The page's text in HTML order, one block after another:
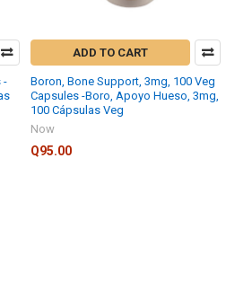
-
ADD TO CART
Boron, Bone Support, 3mg, 100 Veg
Capsules -Boro, Apoyo Hueso, 3mg,
100 Cápsulas Veg
Now
Q95.00